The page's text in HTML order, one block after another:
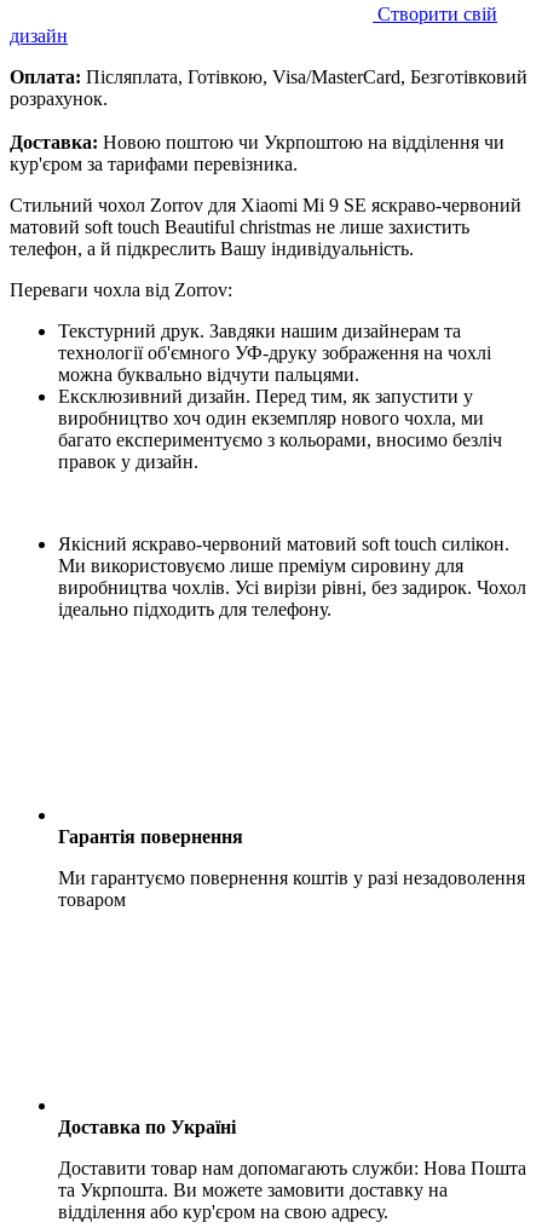
Створити свій
дизайн
Оплата: Післяплата, Готівкою, Visa/MasterCard, Безготівковий
розрахунок.
Доставка: Новою поштою чи Укрпоштою на відділення чи
кур'єром за тарифами перевізника.
Стильний чохол Zorrov для Xiaomi Mi 9 SE яскраво-червоний
матовий soft touch Beautiful christmas не лише захистить
телефон, а й підкреслить Вашу індивідуальність.
Переваги чохла від Zorrov:
Текстурний друк. Завдяки нашим дизайнерам та
технології об'ємного УФ-друку зображення на чохлі
можна буквально відчути пальцями.
Ексклюзивний дизайн. Перед тим, як запустити у
виробництво хоч один екземпляр нового чохла, ми
багато експериментуємо з кольорами, вносимо безліч
правок у дизайн.
Якісний яскраво-червоний матовий soft touch силікон.
Ми використовуємо лише преміум сировину для
виробництва чохлів. Усі вирізи рівні, без задирок. Чохол
ідеально підходить для телефону.
Гарантія повернення
Ми гарантуємо повернення коштів у разі незадоволення
товаром
Доставка по Україні
Доставити товар нам допомагають служби: Нова Пошта
та Укрпошта. Ви можете замовити доставку на
відділення або кур'єром на свою адресу.